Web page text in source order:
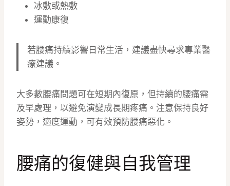
冰敷或熱敷
運動康復
若腰痛持續影響日常生活，建議盡快尋求專業醫
療建議。
大多數腰痛問題可在短期內復原，但持續的腰痛需
及早處理，以避免演變成長期疼痛。注意保持良好
姿勢，適度運動，可有效預防腰痛惡化。
腰痛的復健與自我管理